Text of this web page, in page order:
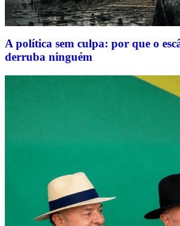
A política sem culpa: por que o
derruba ninguém